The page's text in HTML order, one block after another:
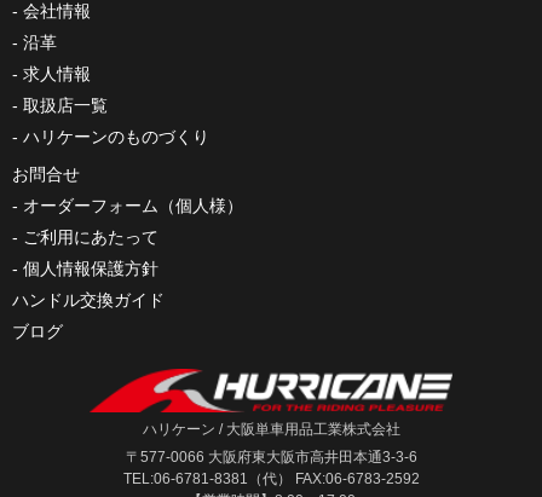
会社情報
沿革
求人情報
取扱店一覧
ハリケーンのものづくり
お問合せ
オーダーフォーム（個人様）
ご利用にあたって
個人情報保護方針
ハンドル交換ガイド
ブログ
ハリケーン / 大阪単車用品工業株式会社
〒577-0066 大阪府東大阪市高井田本通3-3-6
TEL:06-6781-8381（代） FAX:06-6783-2592